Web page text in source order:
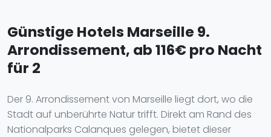
Günstige Hotels Marseille 9.
Arrondissement, ab 116€ pro Nacht
für 2
Der 9. Arrondissement von Marseille liegt dort, wo die
Stadt auf unberührte Natur trifft. Direkt am Rand des
Nationalparks Calanques gelegen, bietet dieser